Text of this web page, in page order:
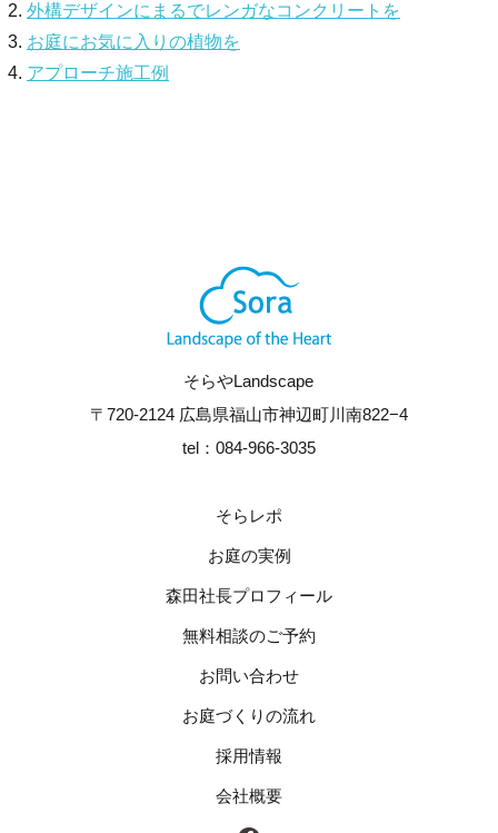
外構デザインにまるでレンガなコンクリートを
お庭にお気に入りの植物を
アプローチ施工例
そらやLandscape
〒720-2124 広島県福山市神辺町川南822−4
tel：084-966-3035
そらレポ
お庭の実例
森田社長プロフィール
無料相談のご予約
お問い合わせ
お庭づくりの流れ
採用情報
会社概要